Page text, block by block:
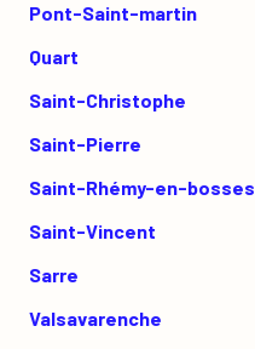
Pont-Saint-martin
Quart
Saint-Christophe
Saint-Pierre
Saint-Rhémy-en-bosses
Saint-Vincent
Sarre
Valsavarenche